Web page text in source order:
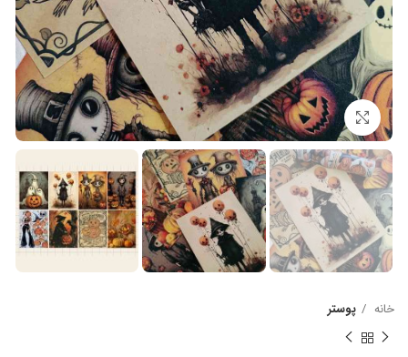
بزرگنمایی تصویر
خانه پوستر